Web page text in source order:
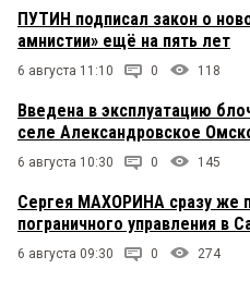
ПУТИН подписал закон о
амнистии» ещё на пять лет
6 августа 11:10 0 118
Введена в эксплуатацию
селе Александровское
6 августа 10:30 0 145
Сергея МАХОРИНА сразу же
пограничного управления в
6 августа 09:30 0 274